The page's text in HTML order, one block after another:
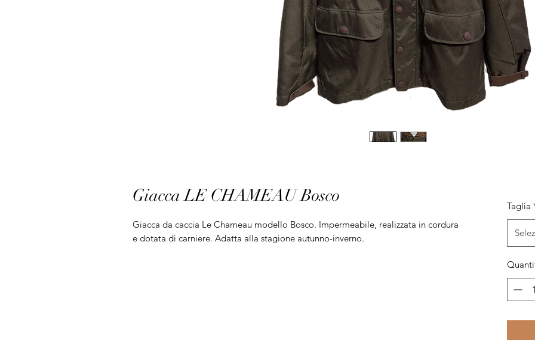
Giacca LE CHAMEAU Bosco
Giacca da caccia Le Chameau modello Bosco. Impermeabile, realizzata in cordura
e dotata di carniere. Adatta alla stagione autunno-inverno.
Taglia